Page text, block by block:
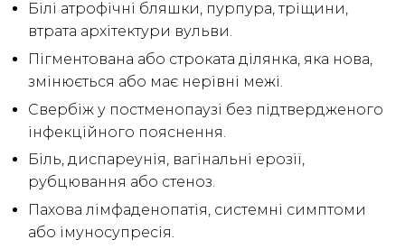
Білі атрофічні бляшки, пурпура, тріщини,
втрата архітектури вульви.
Пігментована або строката ділянка, яка нова,
змінюється або має нерівні межі.
Свербіж у постменопаузі без підтвердженого
інфекційного пояснення.
Біль, диспареунія, вагінальні ерозії,
рубцювання або стеноз.
Пахова лімфаденопатія, системні симптоми
або імуносупресія.